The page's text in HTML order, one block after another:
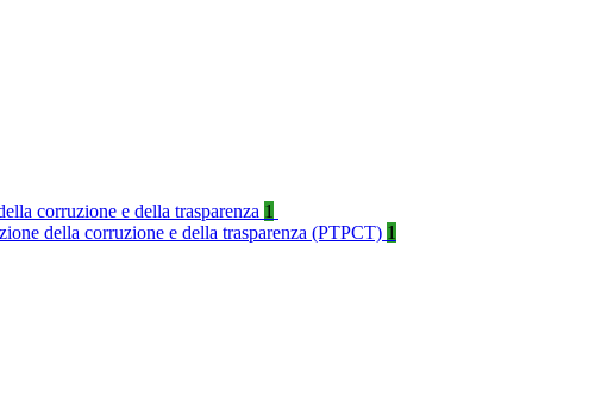
corruzione e della trasparenza 1
della corruzione e della trasparenza (PTPCT) 1